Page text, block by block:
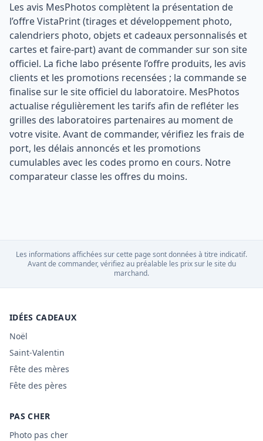
Les avis MesPhotos complètent la présentation de
l’offre VistaPrint (tirages et développement photo,
calendriers photo, objets et cadeaux personnalisés et
cartes et faire-part) avant de commander sur son site
officiel. La fiche labo présente l’offre produits, les avis
clients et les promotions recensées ; la commande se
finalise sur le site officiel du laboratoire. MesPhotos
actualise régulièrement les tarifs afin de refléter les
grilles des laboratoires partenaires au moment de
votre visite. Avant de commander, vérifiez les frais de
port, les délais annoncés et les promotions
cumulables avec les codes promo en cours. Notre
comparateur classe les offres du moins.
Les informations affichées sur cette page sont données à titre indicatif.
Avant de commander, vérifiez au préalable les prix sur le site du
marchand.
IDÉES CADEAUX
Noël
Saint-Valentin
Fête des mères
Fête des pères
PAS CHER
Photo pas cher